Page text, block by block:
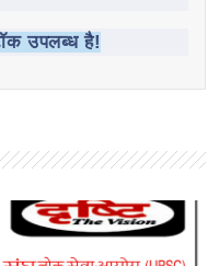
उपलब्ध है!